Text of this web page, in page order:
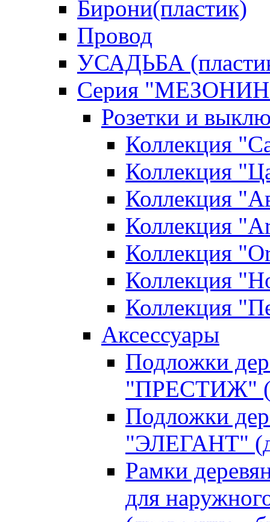
Бирони(пластик)
Провод
УСАДЬБА
Серия
Розетки и
Коллекция
Коллекция
Коллекция
Коллекция
Коллекция
Коллекция
Коллекция
Аксессуары
Подложки
"ПРЕСТИЖ"
Подложки
"ЭЛЕГАНТ"
Рамки
для